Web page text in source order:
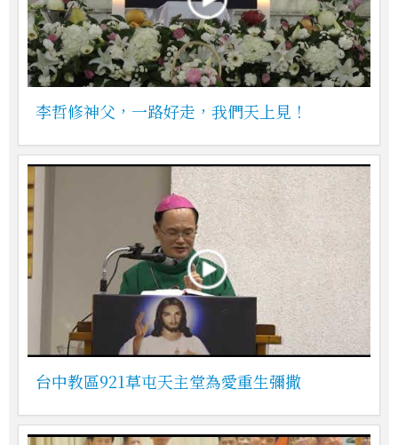
李哲修神父，一路好走，我們天上見！
台中教區921草屯天主堂為愛重生彌撒